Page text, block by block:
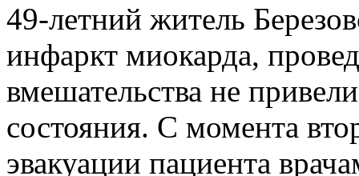
49-летний житель
инфаркт миокарда,
вмешательства не
состояния. С момента
эвакуации пациента